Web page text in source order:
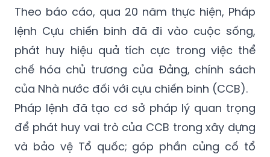
Theo báo cáo, qua 20 năm thực hiện, Pháp
lệnh Cựu chiến binh đã đi vào cuộc sống,
phát huy hiệu quả tích cực trong việc thể
chế hóa chủ trương của Đảng, chính sách
của Nhà nước đối với cựu chiến binh (CCB).
Pháp lệnh đã tạo cơ sở pháp lý quan trọng
để phát huy vai trò của CCB trong xây dựng
và bảo vệ Tổ quốc; góp phần củng cố tổ